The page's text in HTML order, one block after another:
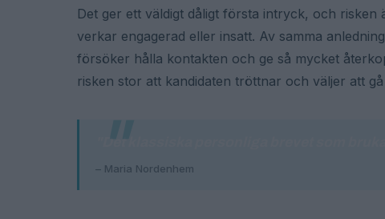
Det ger ett väldigt dåligt första intryck, och
verkar engagerad eller insatt. Av samma
försöker hålla kontakten och ge så mycket
risken stor att kandidaten tröttnar och väljer att
"Det klassiska personliga brevet som
– Maria Nordenhem